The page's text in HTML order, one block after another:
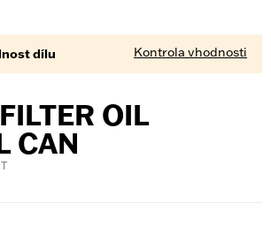
dílu Kontrola vhodnosti
OIL
CAN